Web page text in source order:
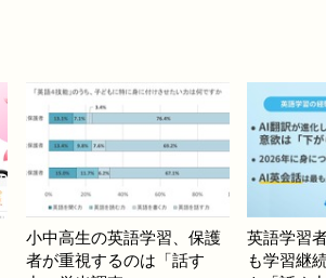
小中高生の英語学習、保護
者が重視するのは「話す
英語学習
も学習継